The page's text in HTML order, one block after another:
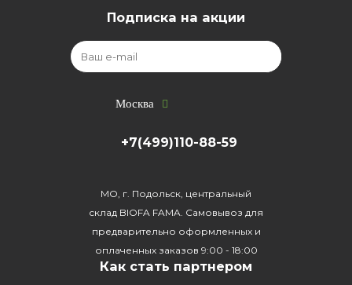
Подписка на акции
Москва
+7(499)110-88-59
МО, г. Подольск, центральный
склад BIOFA FAMA. Самовывоз для
предварительно оформленных и
оплаченных заказов 9:00 - 18:00
Как стать партнером